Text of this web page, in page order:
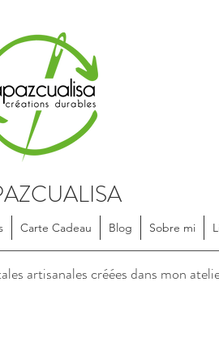
confectionnés de manière artisanale,
Carte Cadeau Blog Sobre mi
artisanales créées dans mon